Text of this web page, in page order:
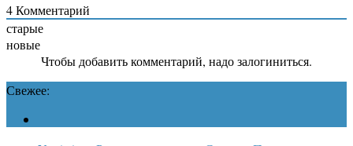
4Комментарий
старые
новые
Чтобы добавить комментарий, надо залогиниться.
Свежее: